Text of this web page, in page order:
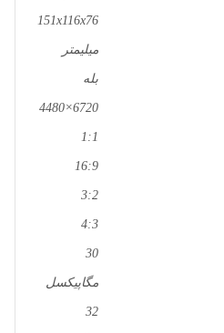
151x116x76
میلیمتر
بله
6720×4480
1:1
16:9
3:2
4:3
30
مگاپیکسل
32